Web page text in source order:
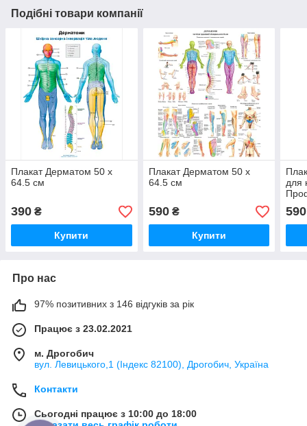
Подібні товари компанії
Плакат Дерматом 50 x
64.5 см
390 ₴
Купити
Плакат Дерматом 50 x
64.5 см
590₴
Купити
для
590
Про нас
97% позитивних з 146 відгуків за рік
Працює з 23.02.2021
м. Дрогобич
вул. Левицького,1 (Індекс 82100), Дрогобич, Україна
Контакти
Сьогодні працює з 10:00 до 18:00